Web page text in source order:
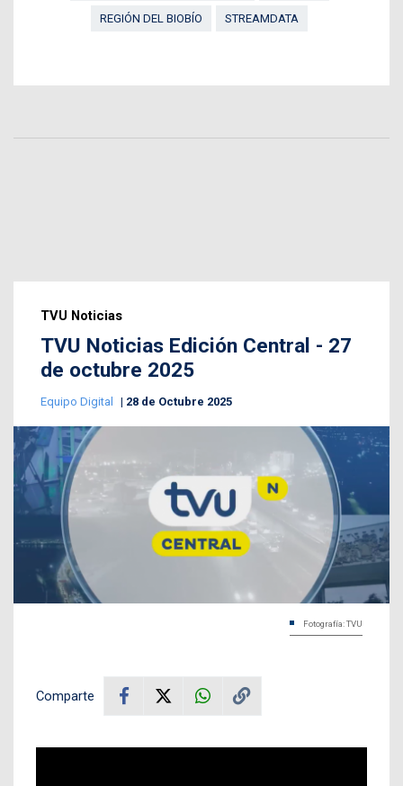
REGIÓN DEL BIOBÍO STREAMDATA
TVU Noticias
TVU Noticias Edición Central - 27
de octubre 2025
Equipo Digital 28 de Octubre 2025
Fotografía: TVU
Comparte